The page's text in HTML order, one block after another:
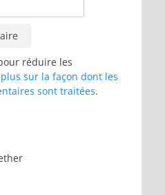
réduire les
sur la façon dont les
sont traitées.